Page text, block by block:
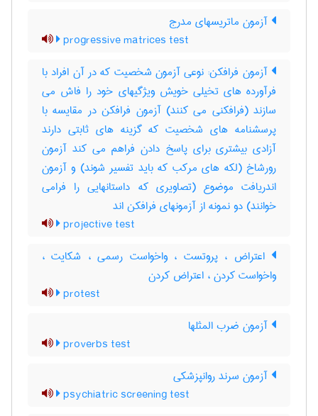
آزمون ماتریسهای مدرج
progressive matrices test
آزمون فرافکن: نوعی آزمون شخصیت که در آن افراد با
فرآورده های تخیلی خویش ویژگیهای خود را فاش می
سازند (فرافکنی می کنند) آزمون فرافکن در مقایسه با
پرسشنامه های شخصیت که گزینه های ثابتی دارند
آزادی بیشتری برای پاسخ دادن فراهم می کند آزمون
رورشاخ (لکه های مرکب که باید تفسیر شوند) و آزمون
اندریافت موضوع (تصاویری که داستانهایی را فرامی
خوانند) دو نمونه از آزمونهای فرافکن اند
projective test
اعتراض ، پروتست ، واخواست رسمی ، شکایت ،
واخواست کردن ، اعتراض کردن
protest
آزمون ضرب المثلها
proverbs test
آزمون سرند روانپزشکی
psychiatric screening test